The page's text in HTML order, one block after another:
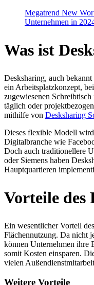
Megatrend New
Unternehmen in
Was ist
Desksharing, auch
ein Arbeitsplatzkonzept,
zugewiesenen Schreibtisch
täglich oder
mithilfe von Desksharing
Dieses flexible Modell
Digitalbranche wie
Doch auch traditionellere
oder Siemens haben
Hauptquartieren
Vorteile des
Ein wesentlicher Vorteil
Flächennutzung. Da nicht
können Unternehmen ihre
somit Kosten einsparen.
vielen
Weitere Vorteile